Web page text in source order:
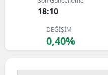
18:10
DEĞİŞİM
0,40%